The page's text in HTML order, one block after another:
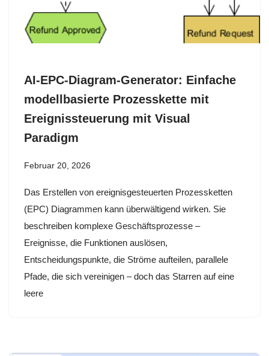
AI-EPC-Diagram-Generator: Einfache
modellbasierte Prozesskette mit
Ereignissteuerung mit Visual
Paradigm
Februar 20, 2026
Das Erstellen von ereignisgesteuerten Prozessketten
(EPC) Diagrammen kann überwältigend wirken. Sie
beschreiben komplexe Geschäftsprozesse –
Ereignisse, die Funktionen auslösen,
Entscheidungspunkte, die Ströme aufteilen, parallele
Pfade, die sich vereinigen – doch das Starren auf eine
leere